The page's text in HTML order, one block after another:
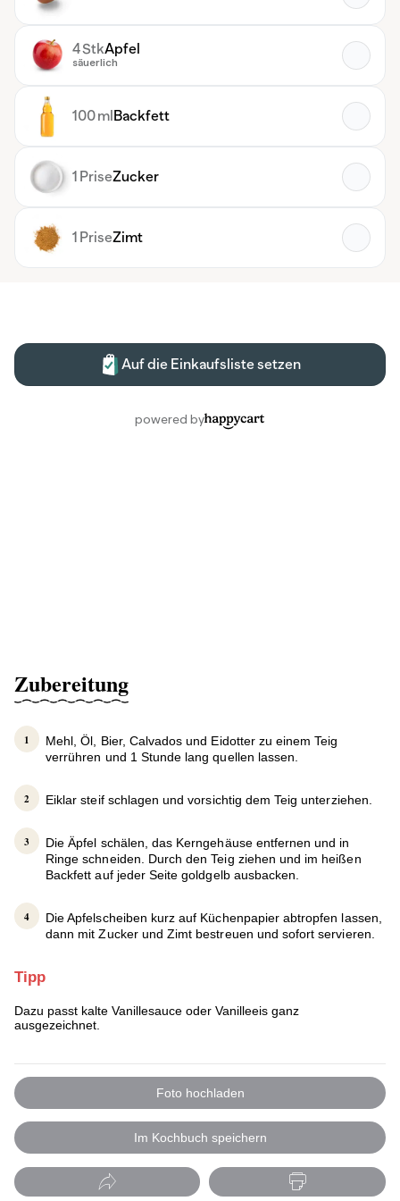
Zubereitung
Mehl, Öl, Bier, Calvados und Eidotter zu einem Teig
verrühren und 1 Stunde lang quellen lassen.
Eiklar steif schlagen und vorsichtig dem Teig unterziehen.
Die Äpfel schälen, das Kerngehäuse entfernen und in
Ringe schneiden. Durch den Teig ziehen und im heißen
Backfett auf jeder Seite goldgelb ausbacken.
Die Apfelscheiben kurz auf Küchenpapier abtropfen lassen,
dann mit Zucker und Zimt bestreuen und sofort servieren.
Tipp
Dazu passt kalte Vanillesauce oder Vanilleeis ganz
ausgezeichnet.
Foto hochladen
Im Kochbuch speichern